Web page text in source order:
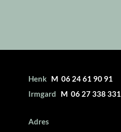
Henk M 06 24 61 90 91
Irmgard M 06 27 338 331
Adres